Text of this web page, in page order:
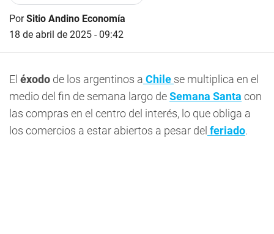
PorSitio Andino Economía
18 de abril de 2025 - 09:42
El éxodo de los argentinos a Chile se multiplica en el
medio del fin de semana largo deSemana Santa con
las compras en el centro del interés, lo que obliga a
los comercios a estar abiertos a pesar del feriado.